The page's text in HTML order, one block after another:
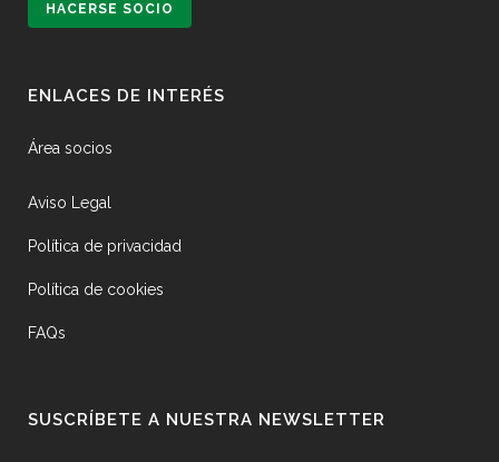
HACERSE SOCIO
ENLACES DE INTERÉS
Área socios
Aviso Legal
Política de privacidad
Política de cookies
FAQs
SUSCRÍBETE A NUESTRA NEWSLETTER